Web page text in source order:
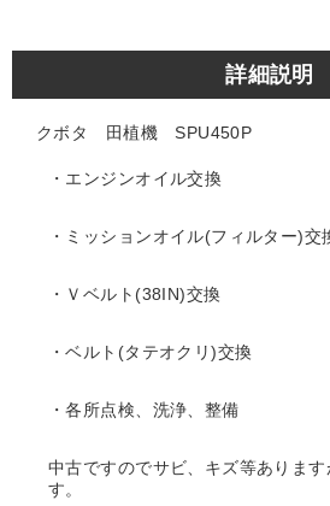
詳細説明
クボタ 田植機 SPU450P
・エンジンオイル交換
・ミッションオイル(フィルター)交
・Ｖベルト(38IN)交換
・ベルト(タテオクリ)交換
・各所点検、洗浄、整備
中古ですのでサビ、キズ等あります
す。